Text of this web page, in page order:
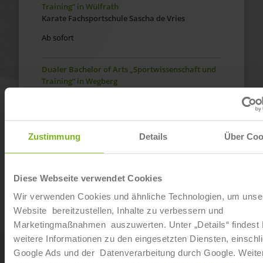
Zustimmung Details Über
Diese Webseite verwendet Cookies
Wir verwenden Cookies und ähnliche Technologien, um
Website bereitzustellen, Inhalte zu verbessern und
Marketingmaßnahmen auszuwerten. Unter „Details“ findest
weitere Informationen zu den eingesetzten Diensten,
Google Ads und der Datenverarbeitung durch Google.
Training“ in Wülfrath
Karate Fachsportschule Sascha de Vries
Ab sofort
Dualer Bachelor of Arts „Sportwissenschaft und
Training“ in Wegberg
Dualer Bachelor of Arts „Sportwissenschaft und
Training“ in Tönisvorst
Dualer Bachelor of Arts „Sportwissenschaft und
Training“ in Geilenkirchen
Karate Fachsportschule Sascha de Vries